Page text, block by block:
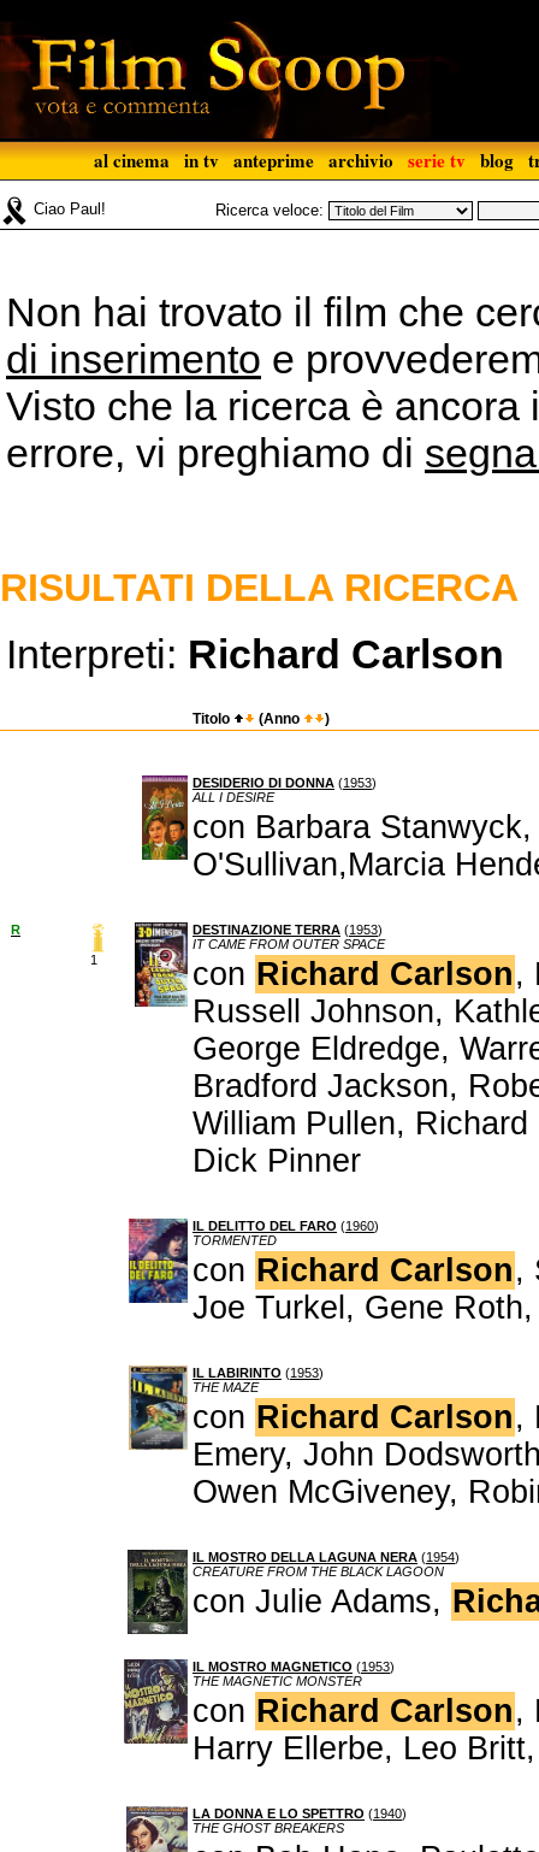
al cinema in tv anteprime archivio serie tv blog
Ciao Paul! Ricerca veloce:
Non hai trovato il film che
di inserimento e
Visto che la ricerca è
errore, vi preghiamo di
RISULTATI DELLA RICERCA
Interpreti: Richard Carlson
Titolo (Anno )
DESIDERIO DI DONNA (1953)
ALL I DESIRE
con Barbara
O'Sullivan,Marcia
R
1
DESTINAZIONE TERRA (1953)
IT CAME FROM OUTER SPACE
con Richard Carlson,
Russell Johnson,
George Eldredge,
Bradford Jackson,
William Pullen,
Dick Pinner
IL DELITTO DEL FARO (1960)
TORMENTED
con Richard Carlson,
Joe Turkel, Gene
IL LABIRINTO (1953)
THE MAZE
con Richard Carlson,
Emery, John
Owen McGiveney,
IL MOSTRO DELLA LAGUNA NERA (1954)
CREATURE FROM THE BLACK LAGOON
con Julie Adams,
IL MOSTRO MAGNETICO (1953)
THE MAGNETIC MONSTER
con Richard Carlson,
Harry Ellerbe, Leo
LA DONNA E LO SPETTRO (1940)
THE GHOST BREAKERS